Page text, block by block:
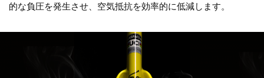
的な負圧を発生させ、空気抵抗を効率的に低減します。